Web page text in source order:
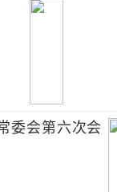
委会第六次会